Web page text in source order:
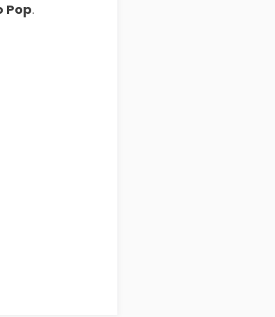
Pop.